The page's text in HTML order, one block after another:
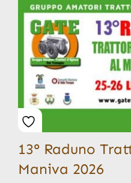
13° Raduno
Maniva 2026